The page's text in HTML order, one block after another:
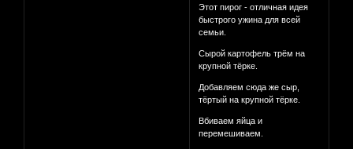
Этот пирог - отличная идея
быстрого ужина для всей
семьи.
Сырой картофель трём на
крупной тёрке.
Добавляем сюда же сыр,
тёртый на крупной тёрке.
Вбиваем яйца и
перемешиваем.